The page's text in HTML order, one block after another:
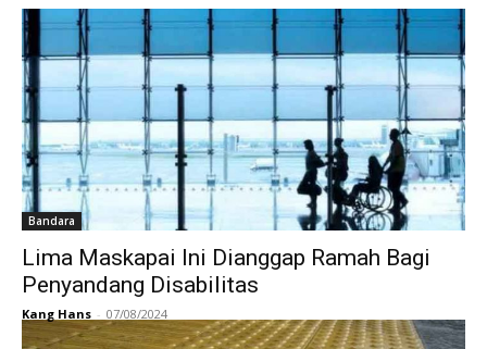
Bandara
Lima Maskapai Ini Dianggap Ramah Bagi
Penyandang Disabilitas
Kang Hans - 07/08/2024